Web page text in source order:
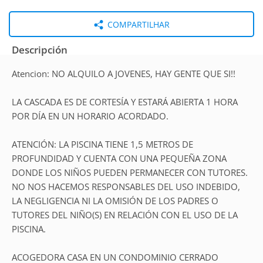
COMPARTILHAR
Descripción
Atencion: NO ALQUILO A JOVENES, HAY GENTE QUE SI!!
LA CASCADA ES DE CORTESÍA Y ESTARÁ ABIERTA 1 HORA
POR DÍA EN UN HORARIO ACORDADO.
ATENCIÓN: LA PISCINA TIENE 1,5 METROS DE
PROFUNDIDAD Y CUENTA CON UNA PEQUEÑA ZONA
DONDE LOS NIÑOS PUEDEN PERMANECER CON TUTORES.
NO NOS HACEMOS RESPONSABLES DEL USO INDEBIDO,
LA NEGLIGENCIA NI LA OMISIÓN DE LOS PADRES O
TUTORES DEL NIÑO(S) EN RELACIÓN CON EL USO DE LA
PISCINA.
ACOGEDORA CASA EN UN CONDOMINIO CERRADO